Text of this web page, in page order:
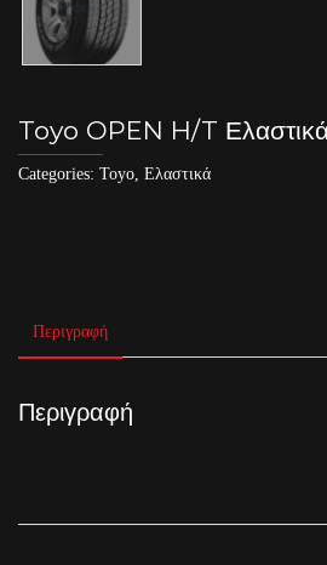
Toyo OPEN H/T Ελαστικά
Categories: Toyo Ελαστικά
Περιγραφή
Περιγραφή